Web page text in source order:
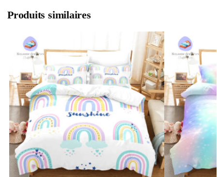
Produits similaires